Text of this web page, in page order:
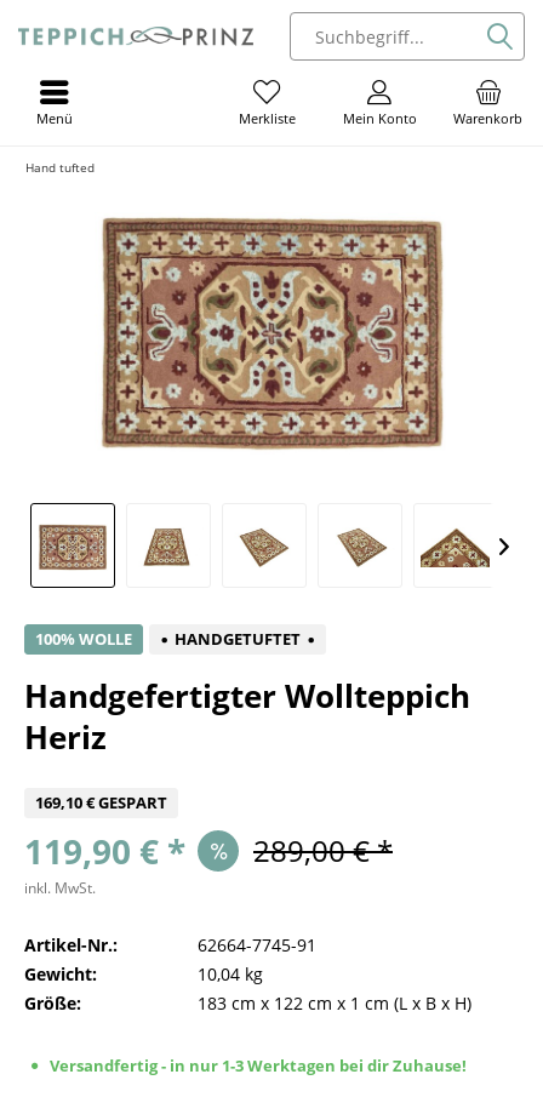
Warenkorb
Mein Konto
Merkliste
Menü
Hand tufted
100% WOLLE HANDGETUFTET
Handgefertigter Wollteppich
Heriz
169,10 € GESPART
119,90 € * 289,00 € *
inkl. MwSt.
Artikel-Nr.:
62664-7745-91
Gewicht:
10,04 kg
Größe:
183 cm x 122 cm x 1 cm (L x B x H)
Versandfertig - in nur 1-3 Werktagen bei dir Zuhause!